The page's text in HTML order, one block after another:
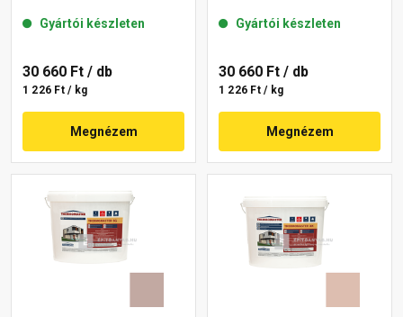
13-C 25 kg
Gyártói készleten
30 660 Ft / db
1 226 Ft / kg
Megnézem
Gyártói készleten
30 660 Ft / db
1 226 Ft / kg
Megnézem